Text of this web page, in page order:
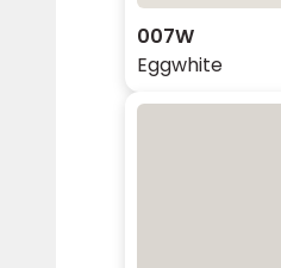
007W
Eggwhite